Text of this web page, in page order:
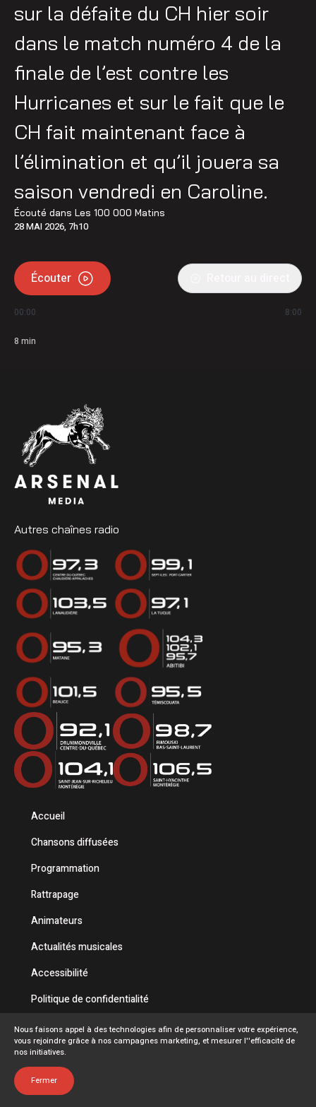
sur la défaite du CH hier soir
dans le match numéro 4 de la
finale de l’est contre les
Hurricanes et sur le fait que le
CH fait maintenant face à
l’élimination et qu’il jouera sa
saison vendredi en Caroline.
Écouté dans Les 100 000 Matins
28 MAI 2026, 7h10
Écouter
00:00 8:00
8 min
Autres chaînes radio
Accueil
Chansons diffusées
Programmation
Rattrapage
Animateurs
Actualités musicales
Accessibilité
Politique de confidentialité
Conditions d'utilisation
FAQ
Emplois
Nous faisons appel à des technologies afin de personnaliser votre expérience,
vous rejoindre grâce à nos campagnes marketing, et mesurer l''efficacité de
nos initiatives.
Fermer